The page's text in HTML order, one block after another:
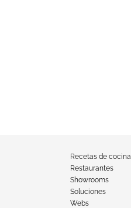
Recetas de cocina
Restaurantes
Showrooms
Soluciones
Webs